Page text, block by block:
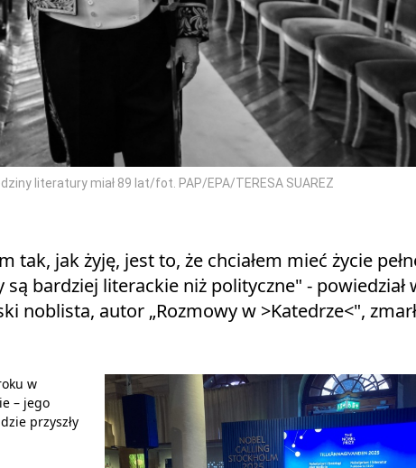
literatury miał 89 lat/fot. PAP/EPA/TERESA SUAREZ
tak, jak żyję, jest to, że chciałem mieć życie
bardziej literackie niż polityczne" - powiedział
noblista, autor „Rozmowy w >Katedrze<",
w
– jego
przyszły